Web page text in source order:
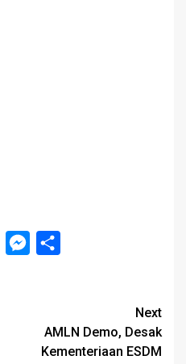
TelegramMessenger
Next
AMLN Demo, Desak
Kementeriaan ESDM